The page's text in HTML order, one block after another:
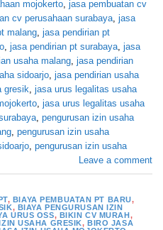
mojokerto jasa pembuatan cv
cv perusahaan surabaya jasa
malang jasa pendirian pt
jasa pendirian pt surabaya jasa
usaha malang jasa pendirian
sidoarjo jasa pendirian usaha
gresik jasa urus legalitas usaha
jasa urus legalitas usaha
pengurusan izin usaha
pengurusan izin usaha
pengurusan izin usaha
Leave a comment
, BIAYA PEMBUATAN PT BARU,
, BIAYA PENGURUSAN IZIN
URUS OSS, BIKIN CV MURAH,
USAHA GRESIK,BIRO JASA